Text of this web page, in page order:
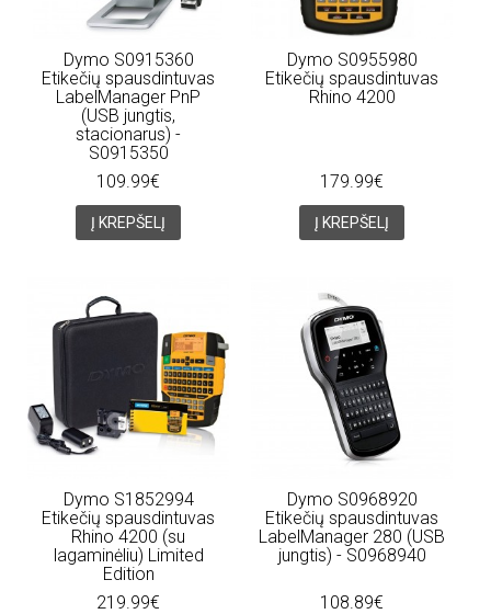
Dymo S0915360
Etikečių spausdintuvas
LabelManager PnP
(USB jungtis,
stacionarus) -
S0915350
109.99€
Į KREPŠELĮ
Dymo S0955980
Etikečių spausdintuvas
Rhino 4200
179.99€
Į KREPŠELĮ
Dymo S1852994
Etikečių spausdintuvas
Rhino 4200 (su
lagaminėliu) Limited
Edition
219.99€
Dymo S0968920
Etikečių spausdintuvas
LabelManager 280 (USB
jungtis) - S0968940
108.89€